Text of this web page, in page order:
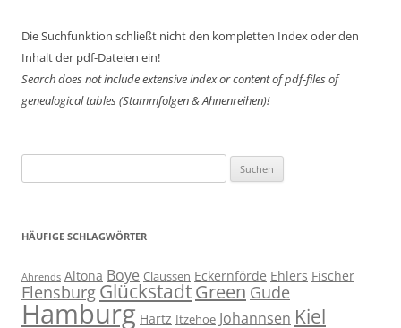
Die Suchfunktion schließt nicht den kompletten Index oder den
Inhalt der pdf-Dateien ein!
Search does not include extensive index or content ofpdf-files of
genealogical tables (Stammfolgen & Ahnenreihen)!
nach:
HÄUFIGE SCHLAGWÖRTER
Ahrends Altona Boye Claussen Eckernförde Ehlers Fischer
Flensburg GlückstadtGreen Gude
Hamburg Hartz Itzehoe Johannsen Kiel